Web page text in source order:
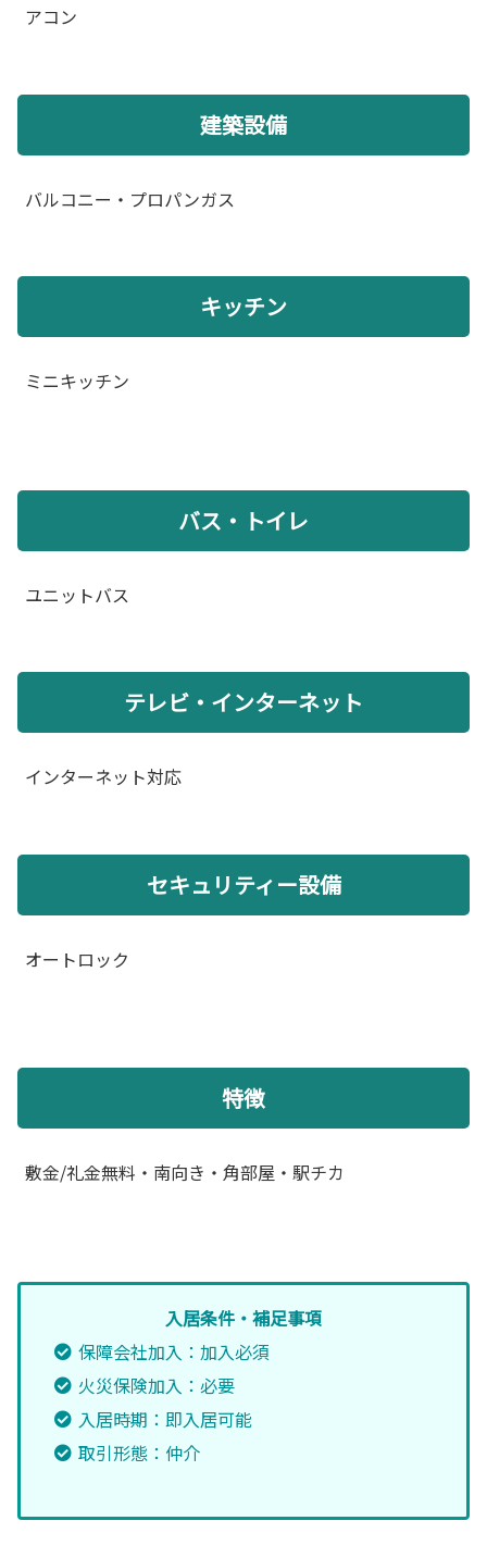
アコン
建築設備
バルコニー・プロパンガス
キッチン
ミニキッチン
バス・トイレ
ユニットバス
テレビ・インターネット
インターネット対応
セキュリティー設備
オートロック
特徴
敷金/礼金無料・南向き・角部屋・駅チカ
入居条件・補足事項
保障会社加入：加入必須
火災保険加入：必要
入居時期：即入居可能
取引形態：仲介